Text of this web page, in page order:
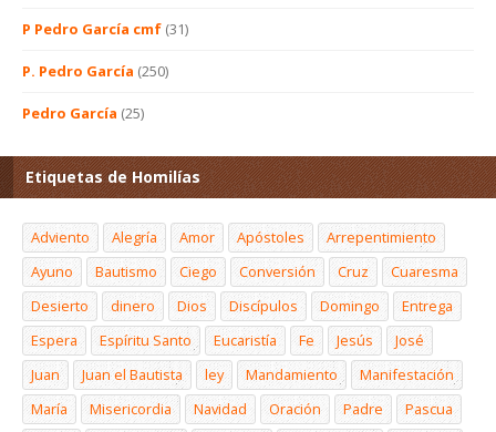
P Pedro García cmf (31)
P. Pedro García (250)
Pedro García (25)
Etiquetas de Homilías
Adviento Alegría Amor Apóstoles
Arrepentimiento
Ayuno
Bautismo Ciego Conversión Cruz
Cuaresma
Desierto
dinero Dios Discípulos Domingo
Entrega
Espera
Espíritu Santo Eucaristía Fe Jesús
José
Juan
Juan el Bautista ley Mandamiento
Manifestación
María
Misericordia Navidad Oración Padre
Pascua